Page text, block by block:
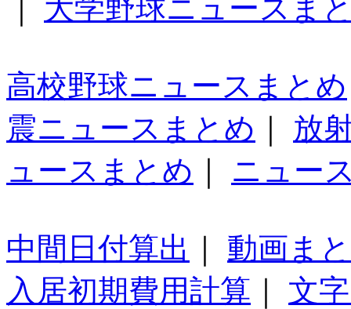
大学野球ニュースま
高校野球ニュースまとめ
震ニュースまとめ
放
ュースまとめ
ニュー
中間日付算出
動画ま
入居初期費用計算
文